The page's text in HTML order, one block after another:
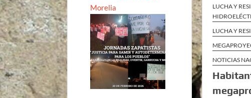
LUCHA Y
LUCHA Y
NOTICIAS
Morelia